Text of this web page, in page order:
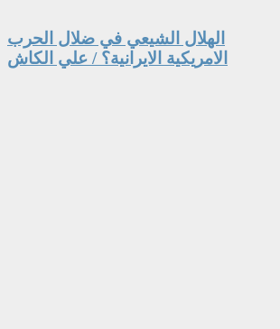
الهلال الشيعي في ضلال الحرب
الامريكية الايرانية؟ / علي الكاش